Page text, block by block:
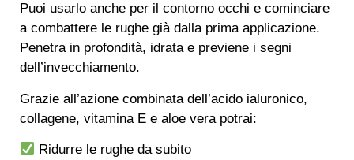
Puoi usarlo anche per il contorno occhi e cominciare
a combattere le rughe già dalla prima applicazione.
Penetra in profondità, idrata e previene i segni
dell’invecchiamento.
Grazie all’azione combinata dell’acido ialuronico,
collagene, vitamina E e aloe vera potrai:
Ridurre le rughe da subito